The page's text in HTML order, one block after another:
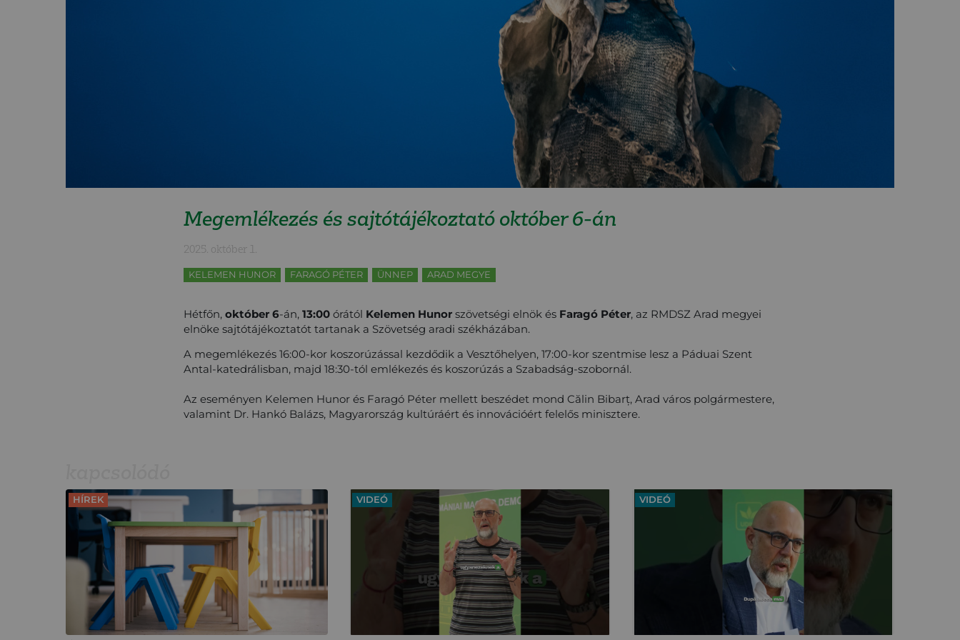
Megemlékezés és sajtótájékoztató október 6-án
2025. október 1.
KELEMEN HUNOR FARAGÓ PÉTER ÜNNEP ARAD MEGYE
Hétfőn, október 6-án, 13:00 órától Kelemen Hunor szövetségi elnök és Faragó Péter, az RMDSZ Arad megyei
elnöke sajtótájékoztatót tartanak a Szövetség aradi székházában.
A megemlékezés 16:00-kor koszorúzással kezdődik a Vesztőhelyen, 17:00-kor szentmise lesz a Páduai Szent
Antal-katedrálisban, majd 18:30-tól emlékezés és koszorúzás a Szabadság-szobornál.
Az eseményen Kelemen Hunor és Faragó Péter mellett beszédet mond Călin Bibarț, Arad város polgármestere,
valamint Dr. Hankó Balázs, Magyarország kultúráért és innovációért felelős minisztere.
HÍREK VIDEÓ VIDEÓ